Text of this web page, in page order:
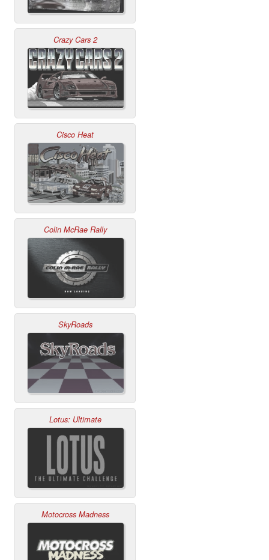
Crazy Cars 2
Cisco Heat
Colin McRae Rally
SkyRoads
Lotus: Ultimate
Motocross Madness